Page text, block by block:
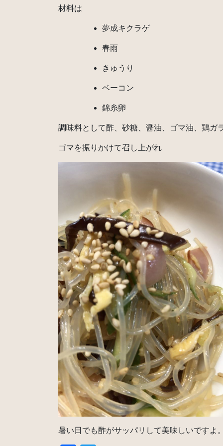
材料は
夢成キクラゲ
春雨
きゅうり
ベーコン
錦糸卵
調味料として酢、砂糖、醤油、ゴマ油、鶏ガ
ゴマを振りかけて召し上がれ
暑い日でも酢がサッパリして美味しいですよ